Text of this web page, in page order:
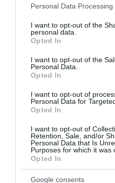
Please note that this website/
not limited to your visit or
grant or deny consent to
use your data for below
consent section.
Personal Data
I want to opt-out of the
personal data.
Opted In
I want to opt-out of the
Personal Data.
Opted In
I want to opt-out of
Personal Data for
Opted In
I want to opt-out of
Retention, Sale, and/or
Personal Data that Is
Purposes for which it was
Opted In
Google consents
ΔΕΗ: Καθαρά
στο εξάμηνο,
και
€2,4 δισ.
Ισχυρές οικονομικές
κατά το πρώτο εξάμηνο
ότι η στρατηγική στροφής
πηγές ενέργειας και τη
αποδίδει. Ο όμιλος...
17:59 | 05 Αυγούστου 2026